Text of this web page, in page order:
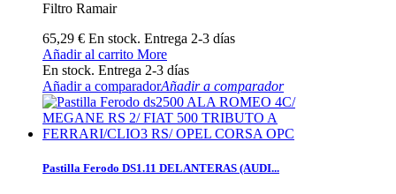
Filtro Ramair
65,29 € En stock. Entrega 2-3 días
Añadir al carrito More
En stock. Entrega 2-3 días
Añadir a comparadorAñadir a comparador
Pastilla Ferodo DS1.11 DELANTERAS (AUDI...